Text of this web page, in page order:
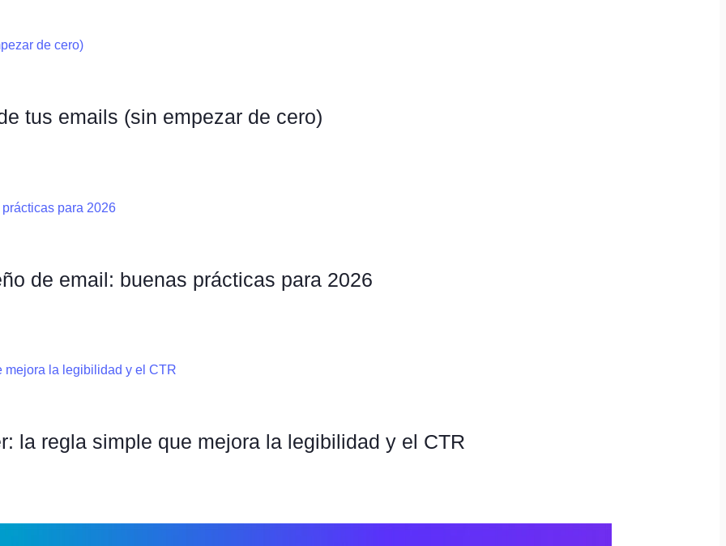
tus emails (sin empezar de cero)
de email: buenas prácticas para 2026
la regla simple que mejora la legibilidad y el CTR